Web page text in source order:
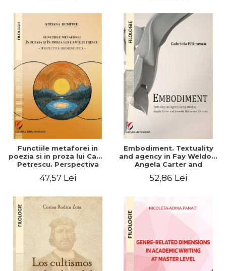
Functiile metaforei in
poezia si in proza lui Camil
Petrescu. Perspectiva
47,57 Lei
Embodiment. Textuality
and agency in Fay Weldon,
Angela Carter and
fiction
52,86 Lei